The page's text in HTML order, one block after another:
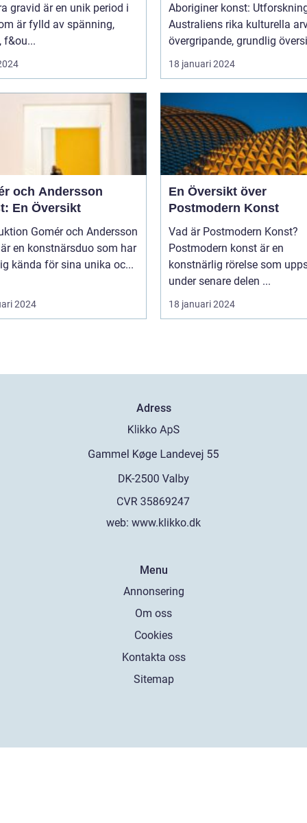
gravid är en unik period i
är fylld av spänning,
f&ou...
Aboriginer konst:
Australiens rika kulturella arv
övergripande, grundlig
18 januari 2024
och Andersson
En Översikt
och Andersson
en konstnärsduo som har
kända för sina unika oc...
2024
En Översikt över
Postmodern Konst
Vad är Postmodern Konst?
Postmodern konst är en
konstnärlig rörelse som
under senare delen ...
18 januari 2024
Adress
web: www.klikko.dk
Menu
Annonsering
Om oss
Cookies
Kontakta oss
Sitemap